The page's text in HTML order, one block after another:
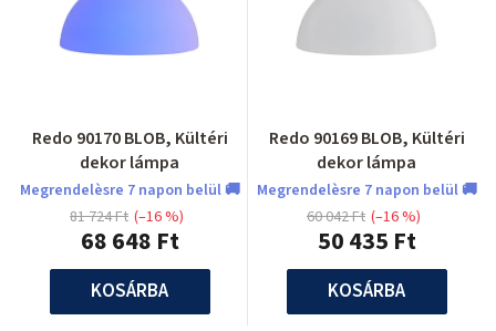
Redo 90170 BLOB, Kültéri
dekor lámpa
Megrendelèsre 7 napon belül 🚚
68 648 Ft
81 724 Ft (–16 %)
KOSÁRBA
Redo 90169 BLOB, Kültéri
dekor lámpa
Megrendelèsre 7 napon belül 🚚
50 435 Ft
60 042 Ft (–16 %)
KOSÁRBA